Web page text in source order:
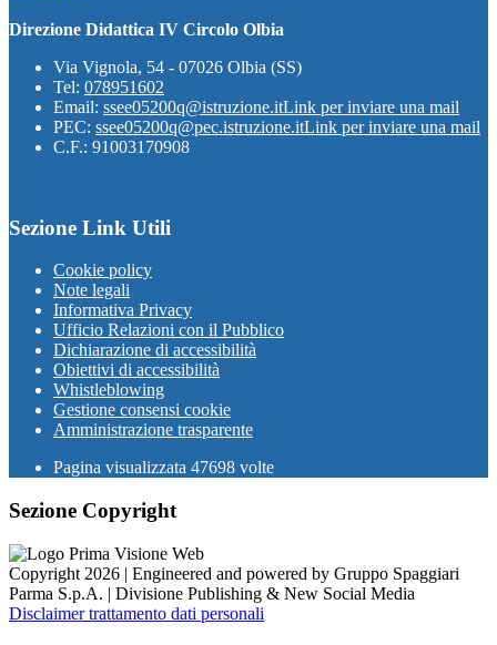
Direzione Didattica IV Circolo Olbia
Via Vignola, 54 - 07026 Olbia (SS)
Tel: 078951602
Email: ssee05200q@istruzione.itLink per inviare una mail
PEC: ssee05200q@pec.istruzione.itLink per inviare una mail
C.F.: 91003170908
Sezione Link Utili
Cookie policy
Note legali
Informativa Privacy
Ufficio Relazioni con il Pubblico
Dichiarazione di accessibilità
Obiettivi di accessibilità
Whistleblowing
Gestione consensi cookie
Amministrazione trasparente
Pagina visualizzata 47698 volte
Sezione Copyright
Copyright 2026 | Engineered and powered by Gruppo Spaggiari
Parma S.p.A. | Divisione Publishing & New Social Media
Disclaimer trattamento dati personali